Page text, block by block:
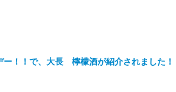
ー！！で、大長 檸檬酒が紹介されました！